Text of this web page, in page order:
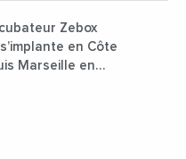
Zebox
en Côte
Marseille en